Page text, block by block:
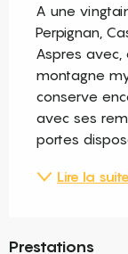
A une
Perpignan,
Aspres avec,
montagne
conserve
avec ses
portes
Lire la suite
Prestations